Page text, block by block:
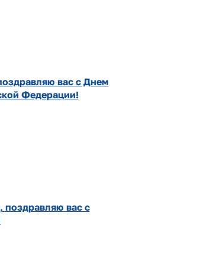
вас с Днем
Федерации!
поздравляю вас с